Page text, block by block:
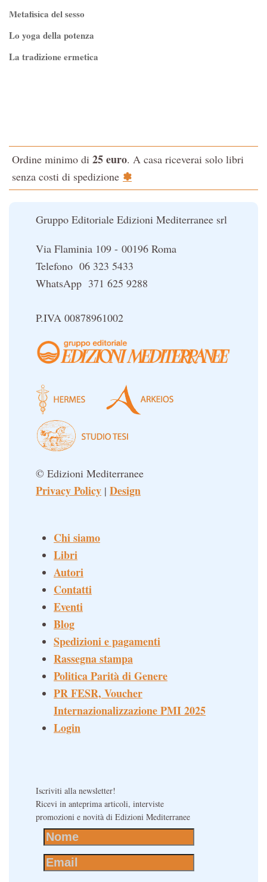
Metafisica del sesso
Lo yoga della potenza
La tradizione ermetica
La Cabala
Il potere del serpente
Ordine minimo di 25 euro. A casa riceverai solo libri
senza costi di spedizione ✽
Gruppo Editoriale Edizioni Mediterranee srl
Via Flaminia 109 - 00196 Roma
Telefono 06 323 5433
WhatsApp 371 625 9288
P.IVA 00878961002
© Edizioni Mediterranee
Privacy Policy | Design
Chi siamo
Libri
Autori
Contatti
Eventi
Blog
Spedizioni e pagamenti
Rassegna stampa
Politica Parità di Genere
PR FESR, Voucher
Internazionalizzazione PMI 2025
Login
Iscriviti alla newsletter!
Ricevi in anteprima articoli, interviste
promozioni e novità di Edizioni Mediterranee